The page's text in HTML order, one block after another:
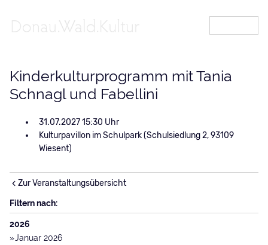
Kinderkulturprogramm mit Tania
Schnagl und Fabellini
31.07.2027 15:30
Kulturpavillon im Schulpark (Schulsiedlung 2, 93109
Wiesent)
Zur Veranstaltungsübersicht
Filtern nach:
2026
Januar 2026